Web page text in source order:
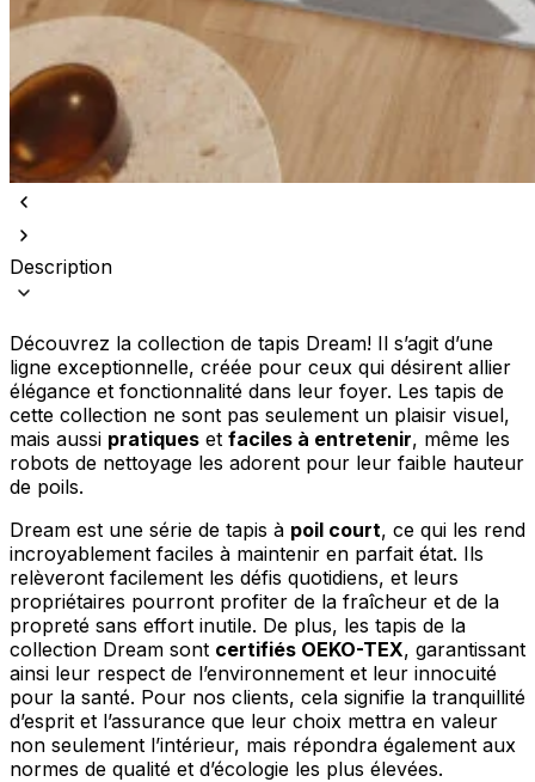
Description
Découvrez la collection de tapis Dream! Il s’agit d’une
ligne exceptionnelle, créée pour ceux qui désirent allier
élégance et fonctionnalité dans leur foyer. Les tapis de
cette collection ne sont pas seulement un plaisir visuel,
mais aussi pratiques et faciles à entretenir, même les
robots de nettoyage les adorent pour leur faible hauteur
de poils.
Dream est une série de tapis à poil court, ce qui les rend
incroyablement faciles à maintenir en parfait état. Ils
relèveront facilement les défis quotidiens, et leurs
propriétaires pourront profiter de la fraîcheur et de la
propreté sans effort inutile. De plus, les tapis de la
collection Dream sont certifiés OEKO-TEX, garantissant
ainsi leur respect de l’environnement et leur innocuité
pour la santé. Pour nos clients, cela signifie la tranquillité
d’esprit et l’assurance que leur choix mettra en valeur
non seulement l’intérieur, mais répondra également aux
normes de qualité et d’écologie les plus élevées.